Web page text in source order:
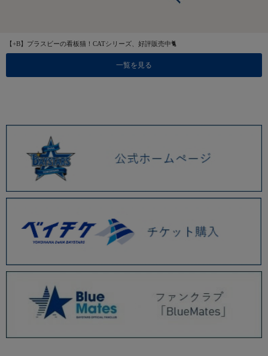
【+B】プラスビーの看板猫！CATシリーズ、好評販売中🐈
一覧を見る